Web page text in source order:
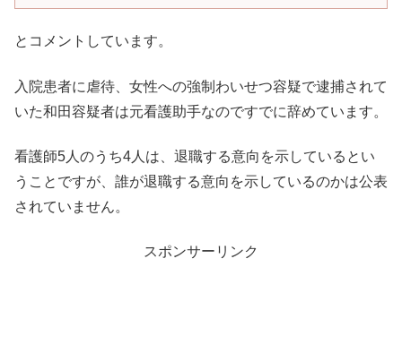
とコメントしています。
入院患者に虐待、女性への強制わいせつ容疑で逮捕されて
いた和田容疑者は元看護助手なのですでに辞めています。
看護師5人のうち4人は、退職する意向を示しているとい
うことですが、誰が退職する意向を示しているのかは公表
されていません。
スポンサーリンク